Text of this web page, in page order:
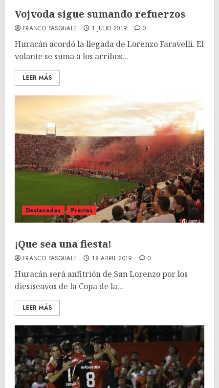
Vojvoda sigue sumando refuerzos
FRANCO PASQUALE 1 JULIO 2019 0
Huracán acordó la llegada de Lorenzo Faravelli. El
volante se suma a los arribos...
LEER MÁS
Destacadas Previas
¡Que sea una fiesta!
FRANCO PASQUALE 18 ABRIL 2019 0
Huracán será anfitrión de San Lorenzo por los
diesiseavos de la Copa de la...
LEER MÁS